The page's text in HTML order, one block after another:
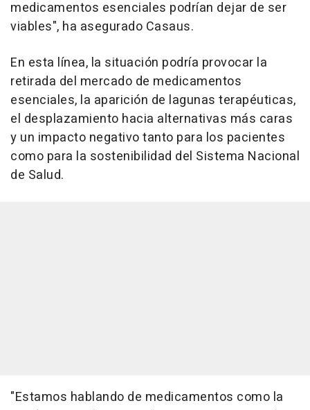
medicamentos esenciales podrían dejar de ser
viables", ha asegurado Casaus.
En esta línea, la situación podría provocar la
retirada del mercado de medicamentos
esenciales, la aparición de lagunas terapéuticas,
el desplazamiento hacia alternativas más caras
y un impacto negativo tanto para los pacientes
como para la sostenibilidad del Sistema Nacional
de Salud.
"Estamos hablando de medicamentos como la